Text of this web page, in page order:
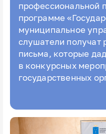
профессиональной
программе
муниципальное
слушатели получат
письма, которые
в конкурсных
государственных